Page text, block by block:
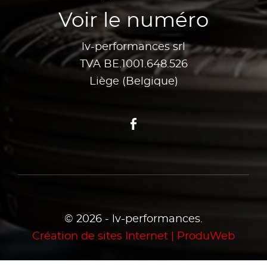
Voir le numéro
lv-performances srl
TVA BE.1001.648.526
Liège (Belgique)
© 2026 - lv-performances.
Création de sites Internet | ProduWeb